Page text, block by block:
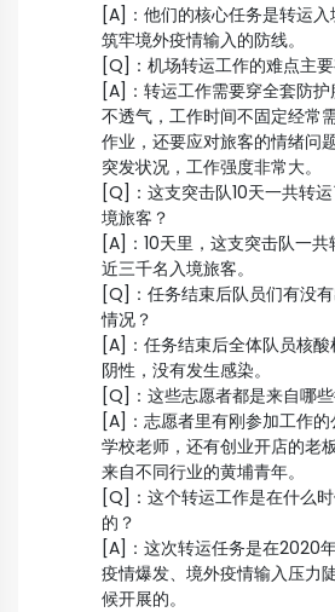
[A]：他们的核心任务是转运入
筑牢境外疫情输入的防线。
[Q]：机场转运工作的难点主
[A]：转运工作需要穿全套防
不透气，工作时间不固定经常
作业，还要应对旅客的情绪问
突发状况，工作强度非常大。
[Q]：这支突击队10天一共转
境旅客？
[A]：10天里，这支突击队一共
近三千名入境旅客。
[Q]：任务结束后队员们有没
情况？
[A]：任务结束后全体队员核酸
阴性，没有发生感染。
[Q]：这些志愿者都是来自哪
[A]：志愿者里有刚参加工作的
学校老师，还有创业开店的老
来自不同行业的黄埔青年。
[Q]：这个转运工作是在什么
的？
[A]：这次转运任务是在2020
疫情爆发、境外疫情输入压力
候开展的。